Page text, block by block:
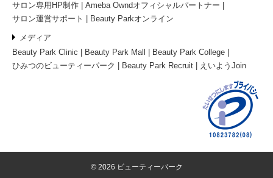
サロン専用HP制作
Ameba Owndオフィシャルパートナー
サロン運営サポート
Beauty Parkオンライン
メディア
Beauty Park Clinic
Beauty Park Mall
Beauty Park College
ひみつのビューティーパーク
Beauty Park Recruit えいようJoin
© 2026 ビューティーパーク